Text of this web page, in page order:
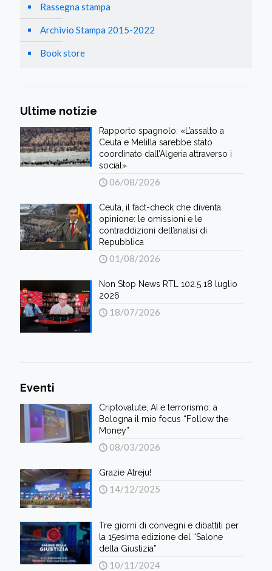
Rassegna stampa
Archivio Stampa 2015-2022
Book store
Ultime notizie
Rapporto spagnolo: «L’assalto a
Ceuta e Melilla sarebbe stato
coordinato dall’Algeria attraverso i
social»
06/08/2026
Ceuta, il fact-check che diventa
opinione: le omissioni e le
contraddizioni dell’analisi di
Repubblica
01/08/2026
Non Stop News RTL 102.5 18 luglio
2026
18/07/2026
Eventi
Criptovalute, AI e terrorismo: a
Bologna il mio focus “Follow the
Money”
08/03/2026
Grazie Atreju!
14/12/2025
Tre giorni di convegni e dibattiti per
la 15esima edizione del “Salone
della Giustizia”
10/11/2024